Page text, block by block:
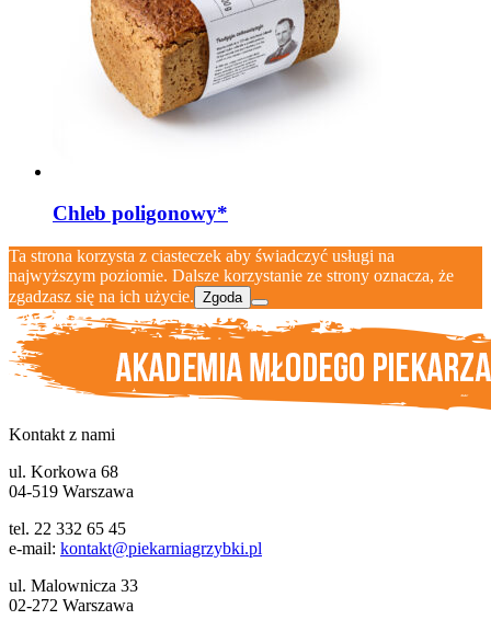
Chleb poligonowy*
Ta strona korzysta z ciasteczek aby świadczyć usługi na
najwyższym poziomie. Dalsze korzystanie ze strony oznacza, że
zgadzasz się na ich użycie. Zgoda
Kontakt z nami
ul. Korkowa 68
04-519 Warszawa
tel. 22 332 65 45
e-mail: kontakt@piekarniagrzybki.pl
ul. Malownicza 33
02-272 Warszawa